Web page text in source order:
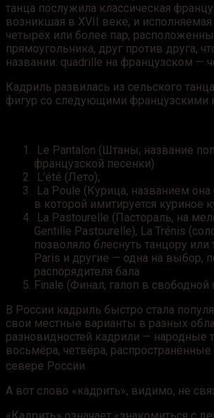
танца послужила классическая
возникшая в XVII веке, и исполняемая
четырёх или более пар,
прямоугольника, друг против друга,
названии: quadrille на французском —
Кадриль развилась из сельского
фигур со следующими французскими
Le Pantalon (Штаны; название
французской песенки)
L’été (Лето);
La Poule (Курица, названием
в которой имитируется куриное
La Pastourelle (Пастораль, на
Gentille Pastourelle), La Trénis
позволяло блеснуть танцору
Paris и другие — одна на выбор,
распорядителя бала
Finale (Финал, галоп в свободной
В России кадриль быстро стала
свои местные варианты в разных
разновидностей кадрили — народные
восьмёра, четвёра, распространённые
севере России.
А вот слово «кадрить», видимо, не